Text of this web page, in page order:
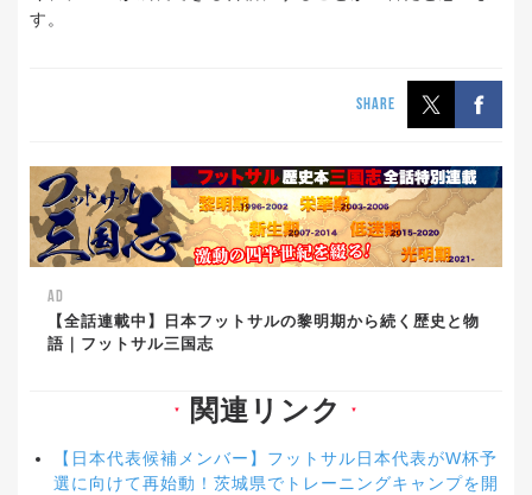
す。
SHARE
AD
【全話連載中】日本フットサルの黎明期から続く歴史と物
語｜フットサル三国志
▼ 関連リンク ▼
【日本代表候補メンバー】フットサル日本代表がW杯予
選に向けて再始動！茨城県でトレーニングキャンプを開